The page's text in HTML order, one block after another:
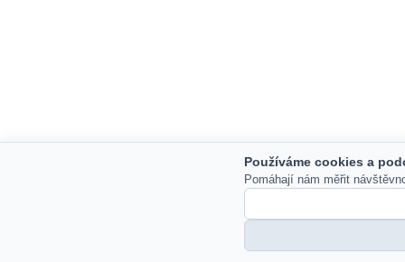
Používáme cookies a
Pomáhají nám měřit